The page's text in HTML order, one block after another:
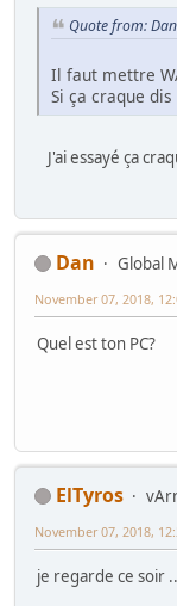
Quote from:
Il faut mettre
Si ça craque
J'ai essayé ça
Dan
Global
November 07, 2018,
Quel est ton PC?
ElTyros
November 07, 2018,
je regarde ce soir ..